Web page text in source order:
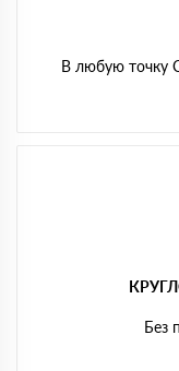
В любую точку
Без